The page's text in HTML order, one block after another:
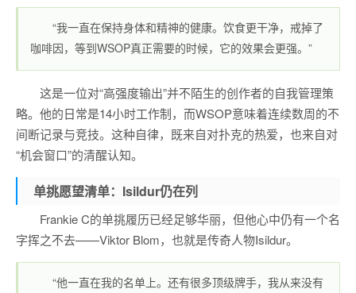
“我一直在保持身体和精神的健康。饮食更干净，戒掉了
咖啡因，等到WSOP真正需要的时候，它的效果会更强。”
这是一位对“高强度输出”并不陌生的创作者的自我管理策
略。他的日常是14小时工作制，而WSOP意味着连续数周的不
间断记录与竞技。这种自律，既来自对扑克的热爱，也来自对
“机会窗口”的清醒认知。
单挑愿望清单：Isildur仍在列
Frankie C的单挑履历已经足够华丽，但他心中仍有一个名
字挥之不去——Viktor Blom，也就是传奇人物Isildur。
“他一直在我的名单上。还有很多顶级牌手，我从来没有